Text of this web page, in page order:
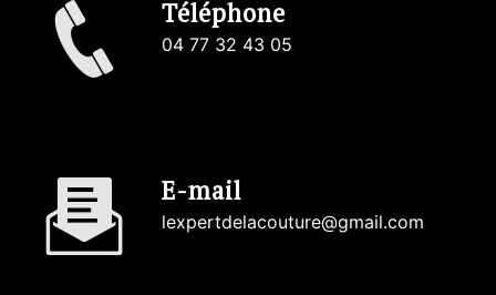
Téléphone
04 77 32 43 05
E-mail
lexpertdelacouture@gmail.com